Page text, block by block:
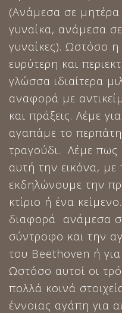
(Ανάμεσα σε μητέρα
γυναίκα, ανάμεσα
γυναίκες). Ωστόσο η
ευρύτερη και
γλώσσα ιδιαίτερα
αναφορά με
και πράξεις. Λέμε
αγαπάμε το
τραγούδι. Λέμε
αυτή την εικόνα, με
εκδηλώνουμε την
κτίριο ή ένα
διαφορά ανάμεσα
σύντροφο και την
του Beethoven ή για
Ωστόσο αυτοί οι
πολλά κοινά
έννοιας αγάπη για